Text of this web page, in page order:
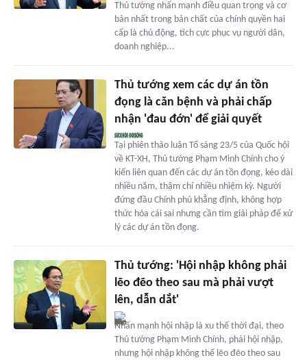
Thủ tướng nhấn mạnh điều quan trọng và cơ
bản nhất trong bản chất của chính quyền hai
cấp là chủ động, tích cực phục vụ người dân,
doanh nghiệp...
Thủ tướng xem các dự án tồn
đọng là căn bệnh và phải chấp
nhận 'đau đớn' để giải quyết
Tại phiên thảo luận Tổ sáng 23/5 của Quốc hội
về KT-XH, Thủ tướng Phạm Minh Chính cho ý
kiến liên quan đến các dự án tồn đọng, kéo dài
nhiều năm, thậm chí nhiều nhiệm kỳ. Người
đứng đầu Chính phủ khẳng định, không hợp
thức hóa cái sai nhưng cần tìm giải pháp để xử
lý các dự án tồn đọng.
Thủ tướng: 'Hội nhập không phải
lẽo đẽo theo sau mà phải vượt
lên, dẫn dắt'
Nhấn mạnh hội nhập là xu thế thời đại, theo
Thủ tướng Phạm Minh Chính, phải hội nhập,
nhưng hội nhập không thể lẽo đẽo theo sau